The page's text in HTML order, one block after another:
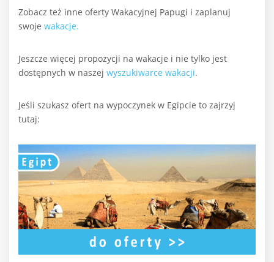
Zobacz też inne oferty Wakacyjnej Papugi i zaplanuj
swoje wakacje.
Jeszcze więcej propozycji na wakacje i nie tylko jest
dostępnych w naszej wyszukiwarce wakacji.
Jeśli szukasz ofert na wypoczynek w Egipcie to zajrzyj
tutaj: